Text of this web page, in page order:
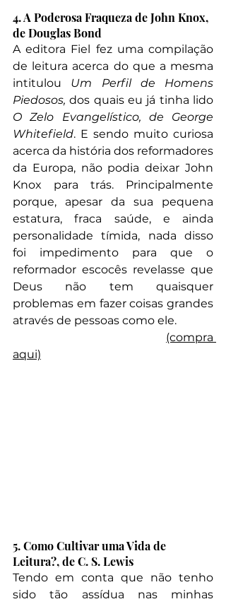
4. A Poderosa Fraqueza de John Knox,
de Douglas Bond
A editora Fiel fez uma compilação
de leitura acerca do que a mesma
intitulou Um Perfil de Homens
Piedosos,
O Zelo Evangelístico, de George
Whitefield. E sendo muito curiosa
acerca da história dos reformadores
da Europa, não podia deixar John
Knox para trás. Principalmente
porque, apesar da sua pequena
estatura, fraca saúde, e ainda
personalidade tímida, nada disso
foi impedimento para que o
reformador escocês revelasse que
Deus não tem quaisquer
problemas em fazer coisas grandes
através de pessoas como ele.
(compra
aqui)
5. Como Cultivar uma Vida de
Leitura?, de C. S. Lewis
Tendo em conta que não tenho
sido tão assídua nas minhas